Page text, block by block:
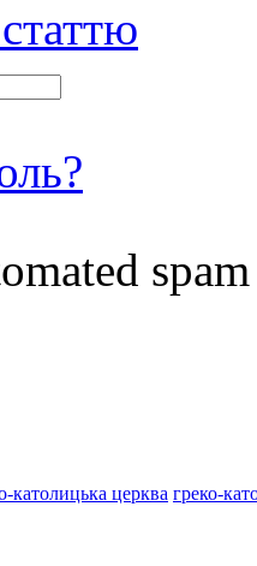
католицька церква греко-